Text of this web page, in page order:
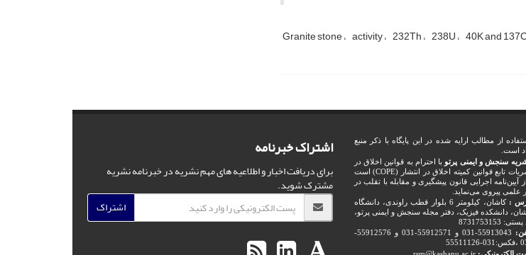
Granite stone activity 232Th 238U 40K and
از مطالب ارایه شده در این پایگاه با ذکر منبع
است.
سنجش و ایمنی پرتو با احترام به قوانین اخلاق در
نشریات تابع قوانین کمیته اخلاق در انتشار (COPE) است
آیین‌نامه اجرایی قانون پیشگیری و مقابله با تقلب در
علمی پیروی می‌نماید.
:
کاشان، کیلومتر 6 بلوار قطب راوندی، دانشگاه
دانشکده فیزیک، دفتر مجله سنجش و ایمنی پرتو،
8731753153
55913043-031 و 55912571-031 و 55912576-
اشتراک خبرنامه
برای دریافت اخبار و اطلاعیه های مهم نشریه در خبرنامه نشریه
مشترک شوید.
اشتراک